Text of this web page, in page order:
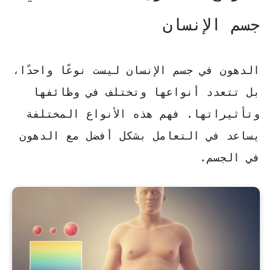
جسم الإنسان
الدهون في جسم الإنسان ليست نوعًا واحدًا،
بل تتعدد أنواعها وتختلف في وظائفها
وتأثيراتها. فهم هذه الأنواع المختلفة
يساعد في التعامل بشكل أفضل مع الدهون
في الجسم.